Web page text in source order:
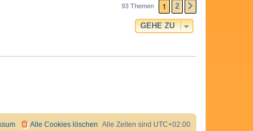
93 Themen 1 2
GEHE ZU
Alle Zeiten sind UTC+02:00
Alle Cookies löschen